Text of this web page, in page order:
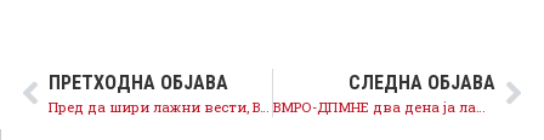
ПРЕТХОДНА ОБЈАВА
Пред да шири лажни вести, ВМРО-ДПМНЕ да ги научи основните економски лекции, Владата работи одговорно и во интерес на граѓаните
СЛЕДНА ОБЈАВА
ВМРО-ДПМНЕ два дена ја лаже јавноста со непосточеки случај